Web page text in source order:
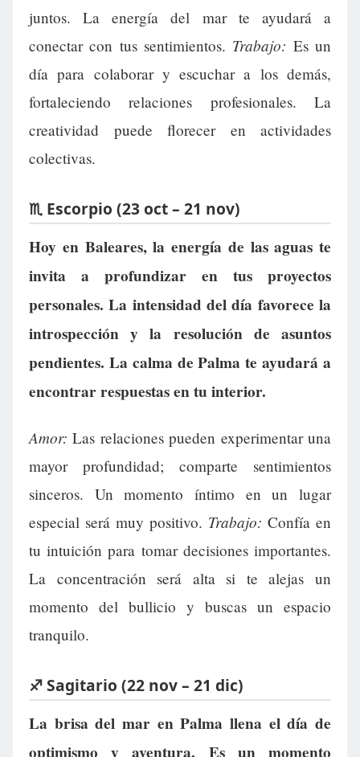
juntos. La energía del mar te ayudará a
conectar con tus sentimientos. Trabajo: Es un
día para colaborar y escuchar a los demás,
fortaleciendo relaciones profesionales. La
creatividad puede florecer en actividades
colectivas.
♏ Escorpio (23 oct – 21 nov)
Hoy en Baleares, la energía de las aguas te
invita a profundizar en tus proyectos
personales. La intensidad del día favorece la
introspección y la resolución de asuntos
pendientes. La calma de Palma te ayudará a
encontrar respuestas en tu interior.
Amor: Las relaciones pueden experimentar una
mayor profundidad; comparte sentimientos
sinceros. Un momento íntimo en un lugar
especial será muy positivo. Trabajo: Confía en
tu intuición para tomar decisiones importantes.
La concentración será alta si te alejas un
momento del bullicio y buscas un espacio
tranquilo.
♐ Sagitario (22 nov – 21 dic)
La brisa del mar en Palma llena el día de
optimismo y aventura. Es un momento